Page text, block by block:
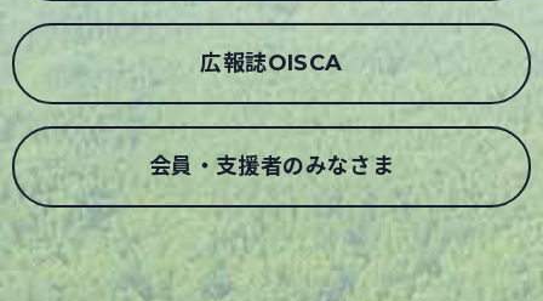
広報誌OISCA
会員・支援者のみなさま